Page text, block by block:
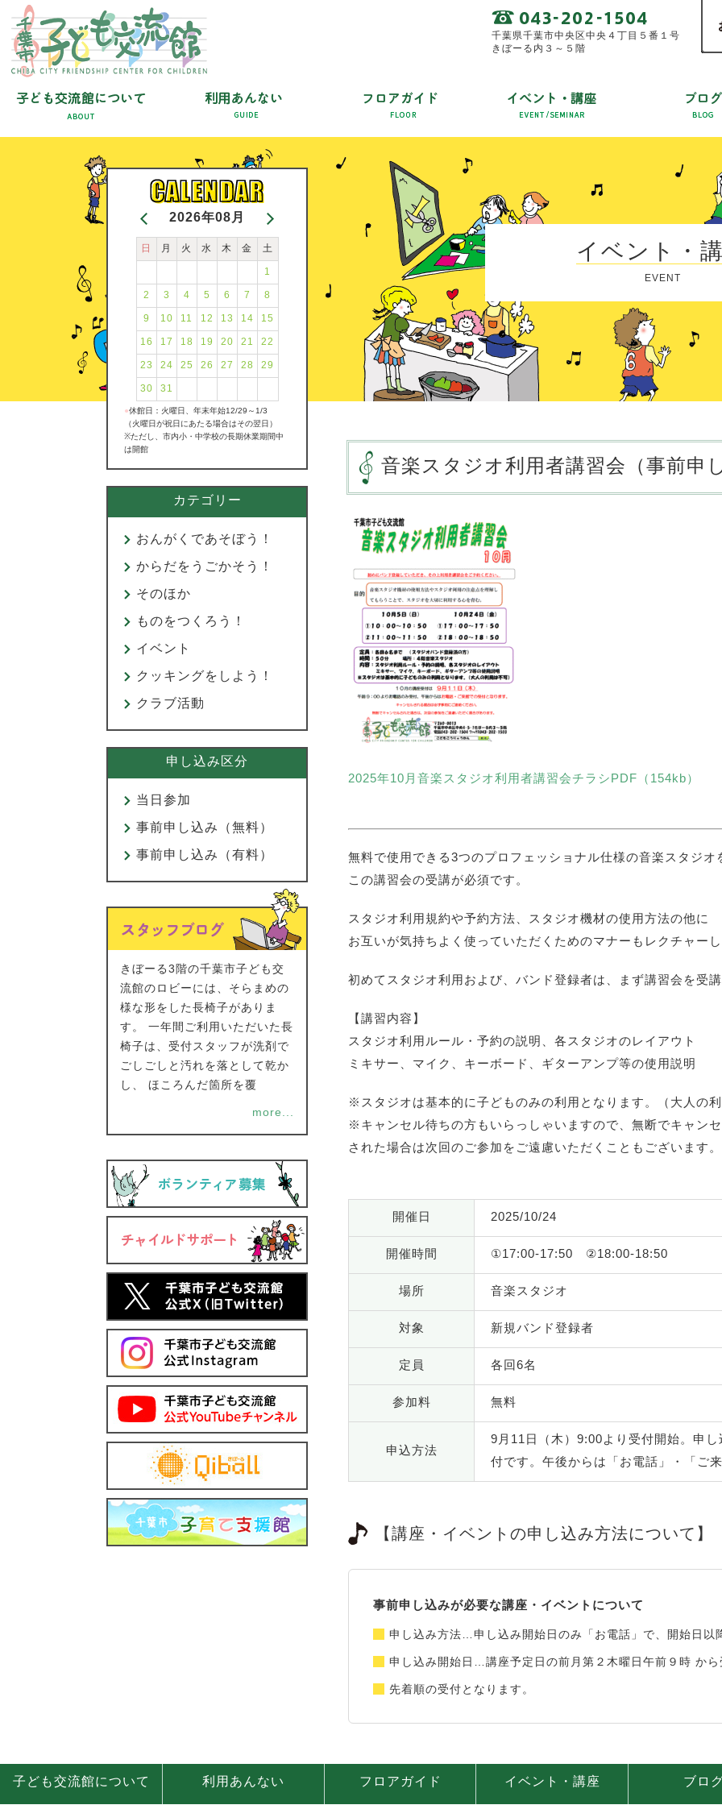
千葉県千葉市中央区中央４丁目５番１号
きぼーる内３～５階
イベント・
EVENT
音楽スタジオ利用者講習会（事前申
2025年10月音楽スタジオ利用者講習会チラシPDF（154kb）
無料で使用できる3つのプロフェッショナル仕様の音楽スタジオ
この講習会の受講が必須です。
スタジオ利用規約や予約方法、スタジオ機材の使用方法の他に
お互いが気持ちよく使っていただくためのマナーもレクチャー
初めてスタジオ利用および、バンド登録者は、まず講習会を受
【講習内容】
スタジオ利用ルール・予約の説明、各スタジオのレイアウト
ミキサー、マイク、キーボード、ギターアンプ等の使用説明
※スタジオは基本的に子どものみの利用となります。（大人の
※キャンセル待ちの方もいらっしゃいますので、無断でキャン
された場合は次回のご参加をご遠慮いただくこともございます。
開催日 2025/10/24
開催時間 ①17:00-17:50 ②18:00-18:50
場所 音楽スタジオ
対象 新規バンド登録者
定員 各回6名
参加料 無料
申込方法
9月11日（木）9:00より受付開始。申
付です。午後からは「お電話」・「ご
【講座・イベントの申し込み方法について】
事前申し込みが必要な講座・イベントについて
申し込み方法…申し込み開始日のみ「お電話」で、開始日以
申し込み開始日…講座予定日の前月第２木曜日午前９時 から
先着順の受付となります。
2026年08月
日 月 火 水 木 金 土
1
2 3 4 5 6 7 8
9 10 11 12 13 14 15
16 17 18 19 20 21 22
23 24 25 26 27 28 29
30 31
●休館日：火曜日、年末年始12/29～1/3
（火曜日が祝日にあたる場合はその翌日）
※ただし、市内小・中学校の長期休業期間中
は開館
カテゴリー
おんがくであそぼう！
からだをうごかそう！
そのほか
ものをつくろう！
イベント
クッキングをしよう！
クラブ活動
申し込み区分
当日参加
事前申し込み（無料）
事前申し込み（有料）
きぼーる3階の千葉市子ども交
流館のロビーには、そらまめの
様な形をした長椅子がありま
す。 一年間ご利用いただいた長
椅子は、受付スタッフが洗剤で
ごしごしと汚れを落として乾か
し、 ほころんだ箇所を覆
more...
子ども交流館について 利用あんない フロアガイド イベント・講座 ブロ